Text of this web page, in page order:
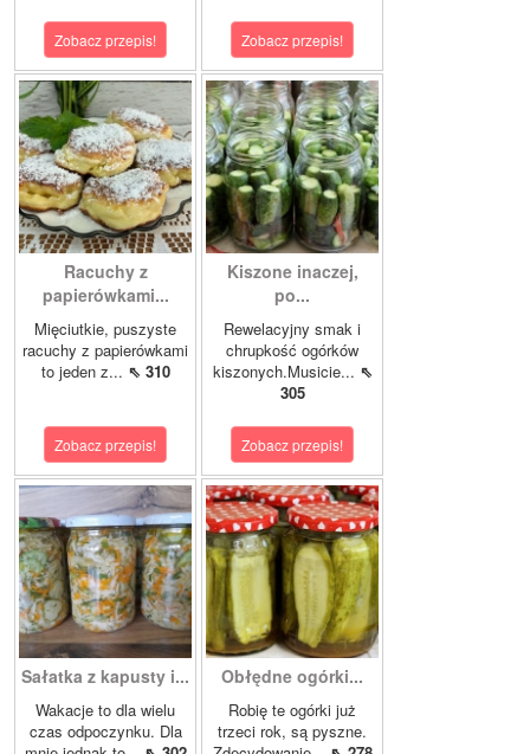
Zobacz przepis! Zobacz przepis!
Racuchy z
papierówkami...
Mięciutkie, puszyste
racuchy z papierówkami
to jeden z... ⇖ 310
Zobacz przepis!
Kiszone inaczej,
po...
Rewelacyjny smak i
chrupkość ogórków
kiszonych.Musicie... ⇖
305
Zobacz przepis!
Sałatka z kapusty i...
Wakacje to dla wielu
czas odpoczynku. Dla
Obłędne ogórki...
Robię te ogórki już
trzeci rok, są pyszne.